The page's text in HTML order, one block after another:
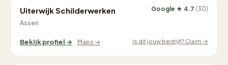
Uiterwijk Schilderwerken
Assen
Google ★ 4.7 (30)
Bekijk profiel → Maps → Is dit jouw bedrijf? Claim →